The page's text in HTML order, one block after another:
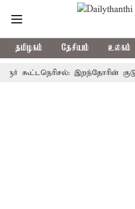
தமிழகம் தேசியம் உலகம்
இறந்தோரின்